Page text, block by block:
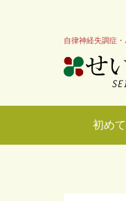
自律神経失調症
初め